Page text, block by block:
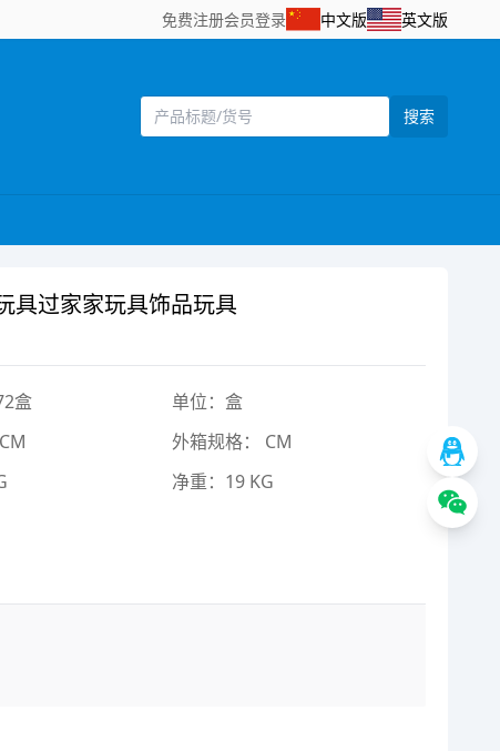
免费注册会员登录 中文版 英文版
搜索
具过家家玩具饰品玩具
盒
单位：盒
外箱规格： CM
净重：19 KG